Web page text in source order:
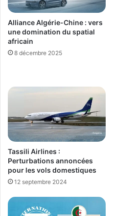
Alliance Algérie-Chine : vers
une domination du spatial
africain
8 décembre 2025
Tassili Airlines :
Perturbations annoncées
pour les vols domestiques
12 septembre 2024